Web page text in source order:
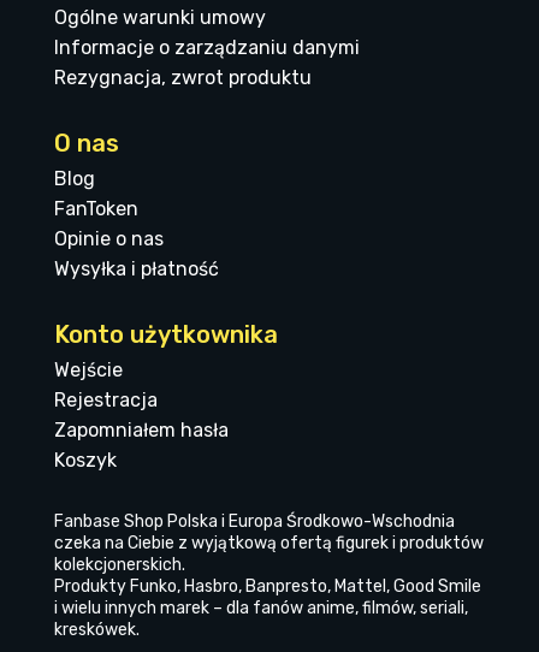
Ogólne warunki umowy
Informacje o zarządzaniu danymi
Rezygnacja, zwrot produktu
O nas
Blog
FanToken
Opinie o nas
Wysyłka i płatność
Konto użytkownika
Wejście
Rejestracja
Zapomniałem hasła
Koszyk
Fanbase Shop Polska i Europa Środkowo-Wschodnia
czeka na Ciebie z wyjątkową ofertą figurek i produktów
kolekcjonerskich.
Produkty Funko, Hasbro, Banpresto, Mattel, Good Smile
i wielu innych marek – dla fanów anime, filmów, seriali,
kreskówek.